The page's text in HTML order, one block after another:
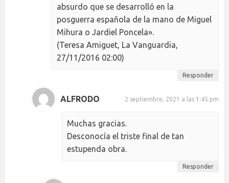
absurdo que se desarrolló en la
posguerra española de la mano de Miguel
Mihura o Jardiel Poncela».
(Teresa Amiguet, La Vanguardia,
27/11/2016 02:00)
Responder
ALFRODO 2 septiembre, 2021 a las 1:45 pm
Muchas gracias.
Desconocía el triste final de tan
estupenda obra.
Responder